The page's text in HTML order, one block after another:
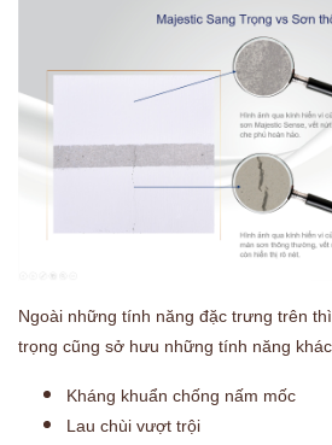
Ngoài những tính năng đặc trưng trên
trọng cũng sở hưu những tính năng
Kháng khuẩn chống nấm mốc
Lau chùi vượt trội